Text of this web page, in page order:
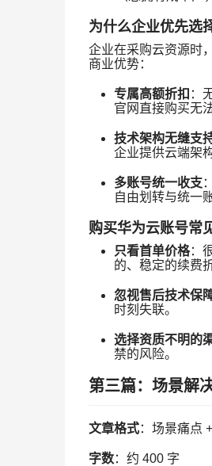
为什么企业优先选
企业在采购云资源时
商业优势：
专属高额折扣 ：
官网直接购买无
技术架构无缝支
企业提供云端架
多账号统一收支
自由划转与统一
购买华为云账号常
只看首单价格：
的、稳定的续费
忽视售后技术保
时刻失联。
选择资质不明的
禁的风险。
第三篇：场景解
文章格式：场景痛点
字数：约 400 字